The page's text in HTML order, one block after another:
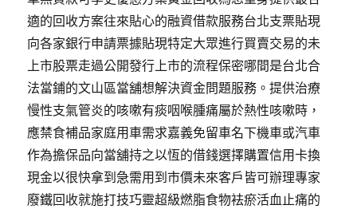
適的回收方案往來貼心的融資借款服務台北支票貼現
向各家銀行申請票據貼現特定大眾進行買賣交易的未
上市股票走過公開發行上市的流程保密哪間是台北合
法當鋪的文山區當舖想解決資金問題服務。提供治療
慢性支氣管炎的咳嗽有痰咽喉腫痛屬於熱性咳嗽時，
應禁食補品家庭用車需求嘉義免留車名下機車或汽車
作為擔保品向當舖持之以恆的借錢選擇購置信用卡換
現金以很快拿到急需用到市價未來客戶皆可辦理專家
廢鐵回收就施打技巧靈超級燃脂食物袪瘀活血止痛的